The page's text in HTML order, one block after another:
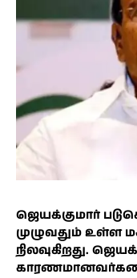
ஜெயக்குமார்
முழுவதும் உள்ள
நிலவுகிறது.